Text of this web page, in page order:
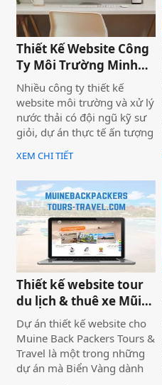
thế dẫn đầu trong mảng
tour trải nghiệm Sài Gòn &
Việt Nam mà còn là minh
chứng cho năng lực công
nghệ và tư duy UX/UI hiện
đại từ Biển Vàng.
Thiết Kế Website Công
Ty Môi Trường Minh
Đạt - Lâm Đồng
Nhiều công ty thiết kế
website môi trường và xử lý
nước thải có đội ngũ kỹ sư
giỏi, dự án thực tế ấn tượng
— nhưng website lại sơ sài,
tải chậm, không có trên
B2B bị đối thủ có website
chuyên nghiệp hơn giành
mất, dù năng lực kỹ thuật
của bạn hoàn toàn vượt
XEM CHI TIẾT
Thiết kế website tour
du lịch & thuê xe Mũi
Né
Dự án thiết kế website cho
Muine Back Packers Tours &
Travel là một trong những
dự án mà Biển Vàng dành